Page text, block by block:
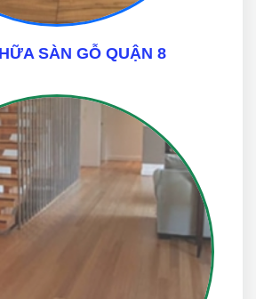
SÀN GỖ QUẬN 8